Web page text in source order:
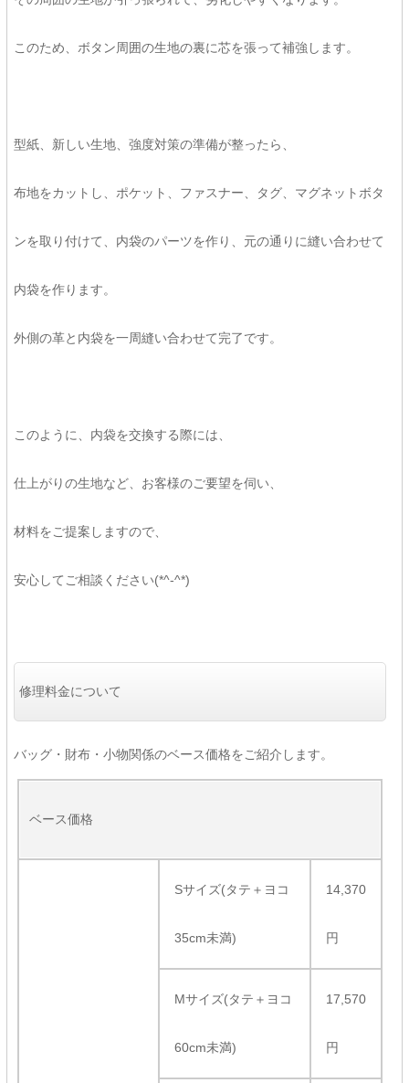
このため、ボタン周囲の生地の裏に芯を張って補強します。
型紙、新しい生地、強度対策の準備が整ったら、
布地をカットし、ポケット、ファスナー、タグ、マグネットボタ
ンを取り付けて、内袋のパーツを作り、元の通りに縫い合わせて
内袋を作ります。
外側の革と内袋を一周縫い合わせて完了です。
このように、内袋を交換する際には、
仕上がりの生地など、お客様のご要望を伺い、
材料をご提案しますので、
安心してご相談ください(*^-^*)
修理料金について
バッグ・財布・小物関係のベース価格をご紹介します。
ベース価格
Sサイズ(タテ＋ヨコ
35cm未満)
14,370
円
Mサイズ(タテ＋ヨコ
60cm未満)
17,570
円